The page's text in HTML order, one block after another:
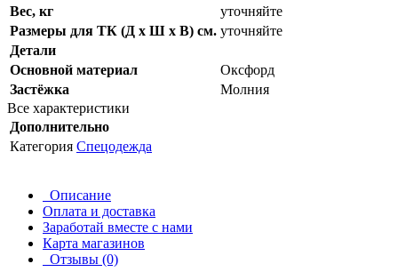
Вес, кг
уточняйте
Размеры для ТК (Д х Ш х В) см. уточняйте
Детали
Основной материал
Оксфорд
Застёжка
Молния
Все характеристики
Дополнительно
Категория Спецодежда
Описание
Оплата и доставка
Заработай вместе с нами
Карта магазинов
Отзывы (0)